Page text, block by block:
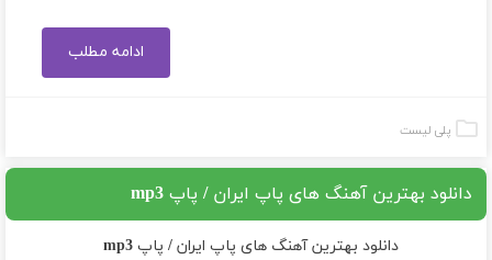
ادامه مطلب
پلی لیست
دانلود بهترین آهنگ های پاپ ایران / پاپ mp3
دانلود بهترین آهنگ های پاپ ایران / پاپ mp3